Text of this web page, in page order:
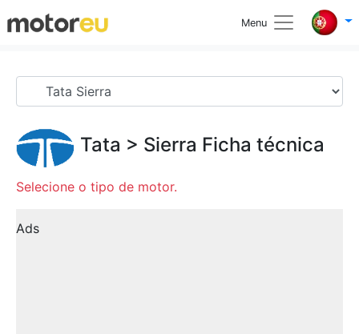
Menu
Tata > Sierra Ficha técnica
Selecione o tipo de motor.
Ads